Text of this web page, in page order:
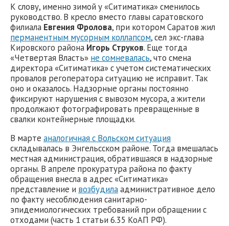
К слову, именно зимой у «Ситиматика» сменилось
руководство. В кресло вместо главы саратовского
филиала Евгения Фролова, при котором Саратов жил
перманентным мусорным коллапсом, сел экс-глава
Кировского района Игорь Струков. Еще тогда
«Четвертая Власть» не сомневалась, что смена
директора «Ситиматика» с учетом систематических
провалов регоператора ситуацию не исправит. Так
оно и оказалось. Надзорные органы постоянно
фиксируют нарушения с вывозом мусора, а жители
продолжают фотографировать превращенные в
свалки контейнерные площадки.
В марте аналогичная с Вольском ситуация
складывалась в Энгельсском районе. Тогда вмешалась
местная администрация, обратившаяся в надзорные
органы. В апреле прокуратура района по факту
обращения внесла в адрес «Ситиматика»
представление и возбудилаадминистративное дело
по факту несоблюдения санитарно-
эпидемиологических требований при обращении с
отходами (часть 1 статьи 6.35 КоАП РФ).